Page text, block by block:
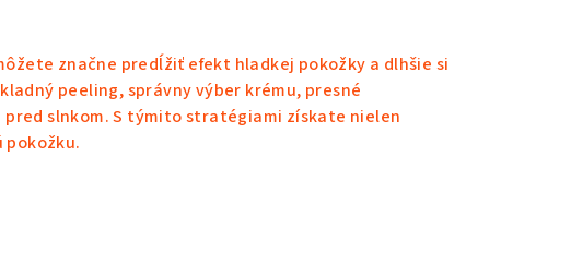
značne predĺžiť efekt hladkej pokožky a dlhšie si
peeling, správny výber krému, presné
slnkom. S týmito stratégiami získate nielen
pokožku.